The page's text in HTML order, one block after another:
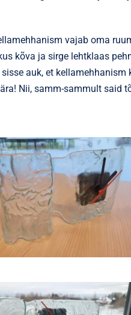
vajab oma
kõva ja sirge lehtklaas
auk, et
Nii, samm-sammult said